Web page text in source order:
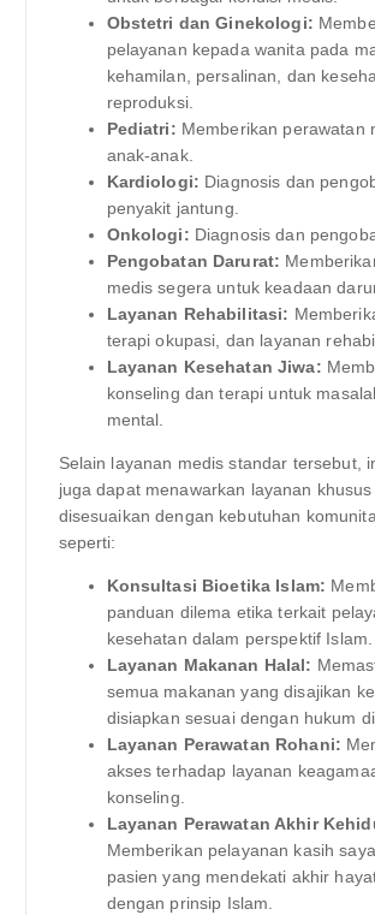
Obstetri dan Ginekologi:
pelayanan kepada wanita pada
kehamilan, persalinan, dan
reproduksi.
Pediatri: Memberikan perawatan
anak-anak.
Kardiologi: Diagnosis dan
penyakit jantung.
Onkologi: Diagnosis dan
Pengobatan Darurat:
medis segera untuk keadaan
Layanan Rehabilitasi:
terapi okupasi, dan layanan
Layanan Kesehatan Jiwa:
konseling dan terapi untuk
mental.
Selain layanan medis standar tersebut,
juga dapat menawarkan layanan khusus
disesuaikan dengan kebutuhan
seperti:
Konsultasi Bioetika Islam:
panduan dilema etika terkait
kesehatan dalam perspektif Islam.
Layanan Makanan Halal:
semua makanan yang disajikan
disiapkan sesuai dengan hukum
Layanan Perawatan Rohani:
akses terhadap layanan
konseling.
Layanan Perawatan Akhir
Memberikan pelayanan kasih
pasien yang mendekati akhir
dengan prinsip Islam.